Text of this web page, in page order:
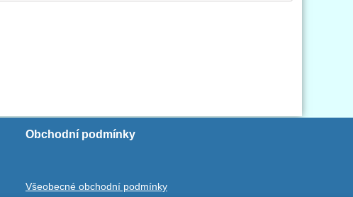
Obchodní podmínky
Všeobecné obchodní podmínky